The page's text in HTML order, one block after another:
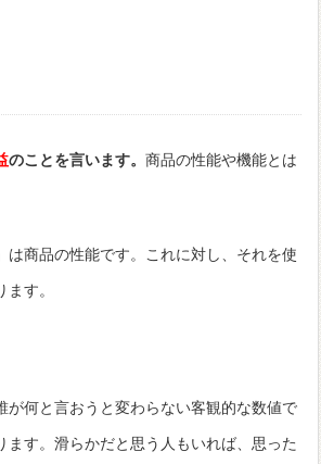
のことを言います。 商品の性能や機能とは
商品の性能です。これに対し、それを使
す。
何と言おうと変わらない客観的な数値で
す。滑らかだと思う人もいれば、思った